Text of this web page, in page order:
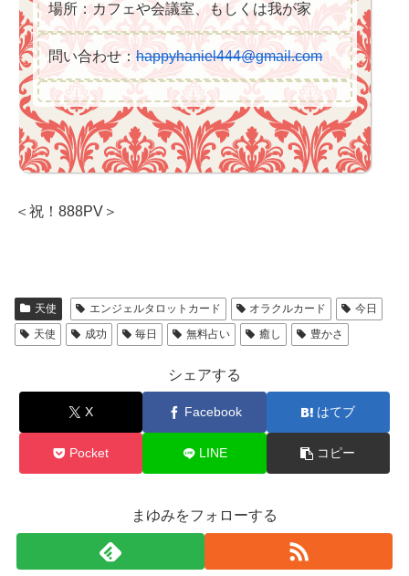
場所：カフェや会議室、もしくは我が家
問い合わせ： happyhaniel444@gmail.com
＜祝！888PV＞
天使 エンジェルタロットカード オラクルカード
今日
天使
成功 毎日 無料占い 癒し 豊かさ
シェアする
X Facebook はてブ
Pocket LINE コピー
まゆみをフォローする